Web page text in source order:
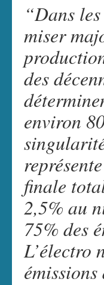
“Dans
miser
des
environ
finale
2,5% au
75% des
L’électro